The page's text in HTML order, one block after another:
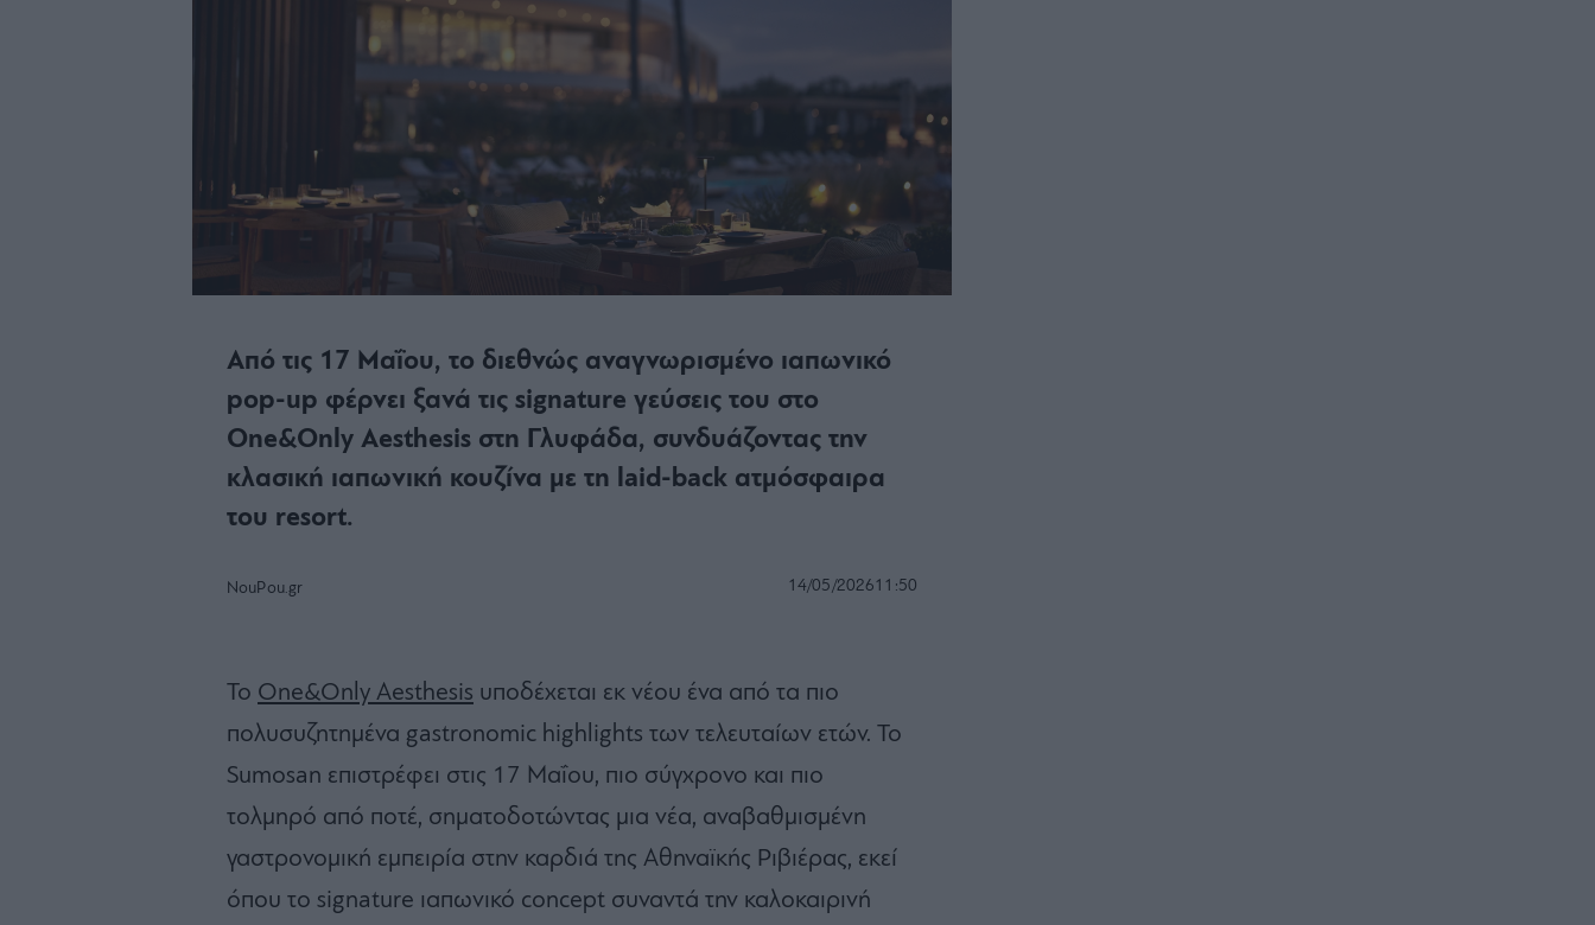
Από τις 17 Μαΐου, το διεθνώς αναγνωρισμένο ιαπωνικό
pop-up φέρνει ξανά τις signature γεύσεις του στο
One&Only Aesthesis στη Γλυφάδα, συνδυάζοντας την
κλασική ιαπωνική κουζίνα με τη laid-back ατμόσφαιρα
του resort.
NouPou.gr 14/05/202611:50
Το One&Only Aesthesis υποδέχεται εκ νέου ένα από τα πιο
πολυσυζητημένα gastronomic highlights των τελευταίων ετών. Το
Sumosan επιστρέφει στις 17 Μαΐου, πιο σύγχρονο και πιο
τολμηρό από ποτέ, σηματοδοτώντας μια νέα, αναβαθμισμένη
γαστρονομική εμπειρία στην καρδιά της Αθηναϊκής Ριβιέρας, εκεί
όπου το signature ιαπωνικό concept συναντά την καλοκαιρινή